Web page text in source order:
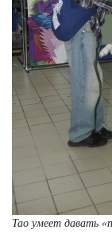
Тао умеет давать